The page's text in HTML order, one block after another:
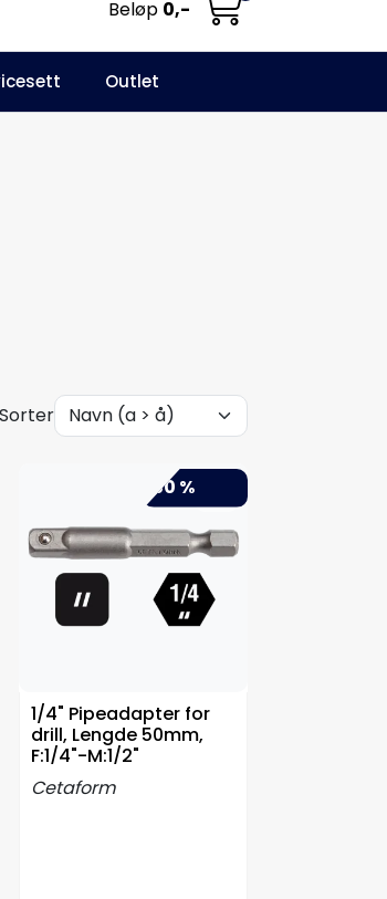
Favoritter
Beløp 0,-
Outlet
Sorter
-50 %
1/4" Pipeadapter for
drill, Lengde 50mm,
F:1/4"-M:1/2"
Cetaform